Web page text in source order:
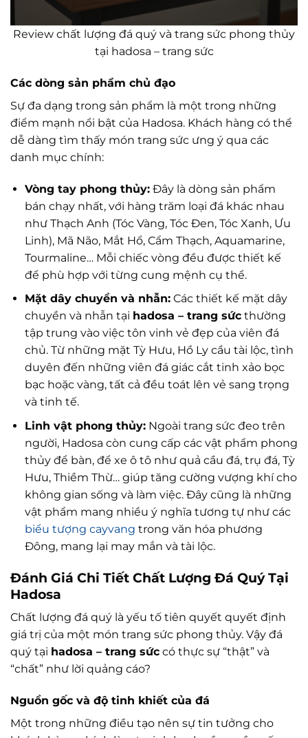
Review chất lượng đá quý và trang sức phong thủy
tại hadosa – trang sức
Các dòng sản phẩm chủ đạo
Sự đa dạng trong sản phẩm là một trong những
điểm mạnh nổi bật của Hadosa. Khách hàng có thể
dễ dàng tìm thấy món trang sức ưng ý qua các
danh mục chính:
Vòng tay phong thủy:Đây là dòng sản phẩm
bán chạy nhất, với hàng trăm loại đá khác nhau
như Thạch Anh (Tóc Vàng, Tóc Đen, Tóc Xanh, Ưu
Linh), Mã Não, Mắt Hổ, Cẩm Thạch, Aquamarine,
Tourmaline… Mỗi chiếc vòng đều được thiết kế
để phù hợp với từng cung mệnh cụ thể.
Mặt dây chuyền và nhẫn:Các thiết kế mặt dây
chuyền và nhẫn tại hadosa – trang sứcthường
tập trung vào việc tôn vinh vẻ đẹp của viên đá
chủ. Từ những mặt Tỳ Hưu, Hồ Ly cầu tài lộc, tình
duyên đến những viên đá giác cắt tinh xảo bọc
bạc hoặc vàng, tất cả đều toát lên vẻ sang trọng
và tinh tế.
Linh vật phong thủy:Ngoài trang sức đeo trên
người, Hadosa còn cung cấp các vật phẩm phong
thủy để bàn, để xe ô tô như quả cầu đá, trụ đá, Tỳ
Hưu, Thiềm Thừ… giúp tăng cường vượng khí cho
không gian sống và làm việc. Đây cũng là những
vật phẩm mang nhiều ý nghĩa tương tự như các
biểu tượng cayvang trong văn hóa phương
Đông, mang lại may mắn và tài lộc.
Đánh Giá Chi Tiết Chất Lượng Đá Quý Tại
Hadosa
Chất lượng đá quý là yếu tố tiên quyết quyết định
giá trị của một món trang sức phong thủy. Vậy đá
quý tại hadosa – trang sức có thực sự “thật” và
“chất” như lời quảng cáo?
Nguồn gốc và độ tinh khiết của đá
Một trong những điều tạo nên sự tin tưởng cho